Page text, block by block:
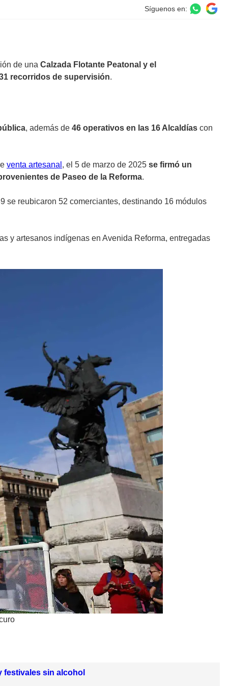
Síguenos en:
de una Calzada Flotante Peatonal y el
recorridos de supervisión.
, además de 46 operativos en las 16 Alcaldías con
venta artesanal , el 5 de marzo de 2025 se firmó un
de Paseo de la Reforma.
se reubicaron 52 comerciantes, destinando 16 módulos
y artesanos indígenas en Avenida Reforma, entregadas
festivales sin alcohol